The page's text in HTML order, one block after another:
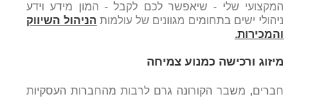
המקצועי שלי - שיאפשר לכם לקבל - המון מידע וידע
ניהולי ישים בתחומים מגוונים של עולמות הניהול השיווק
והמכירות.
מיזוג ורכישה כמנוע צמיחה
חברים, משבר הקורונה גרם לרבות מהחברות העסקיות